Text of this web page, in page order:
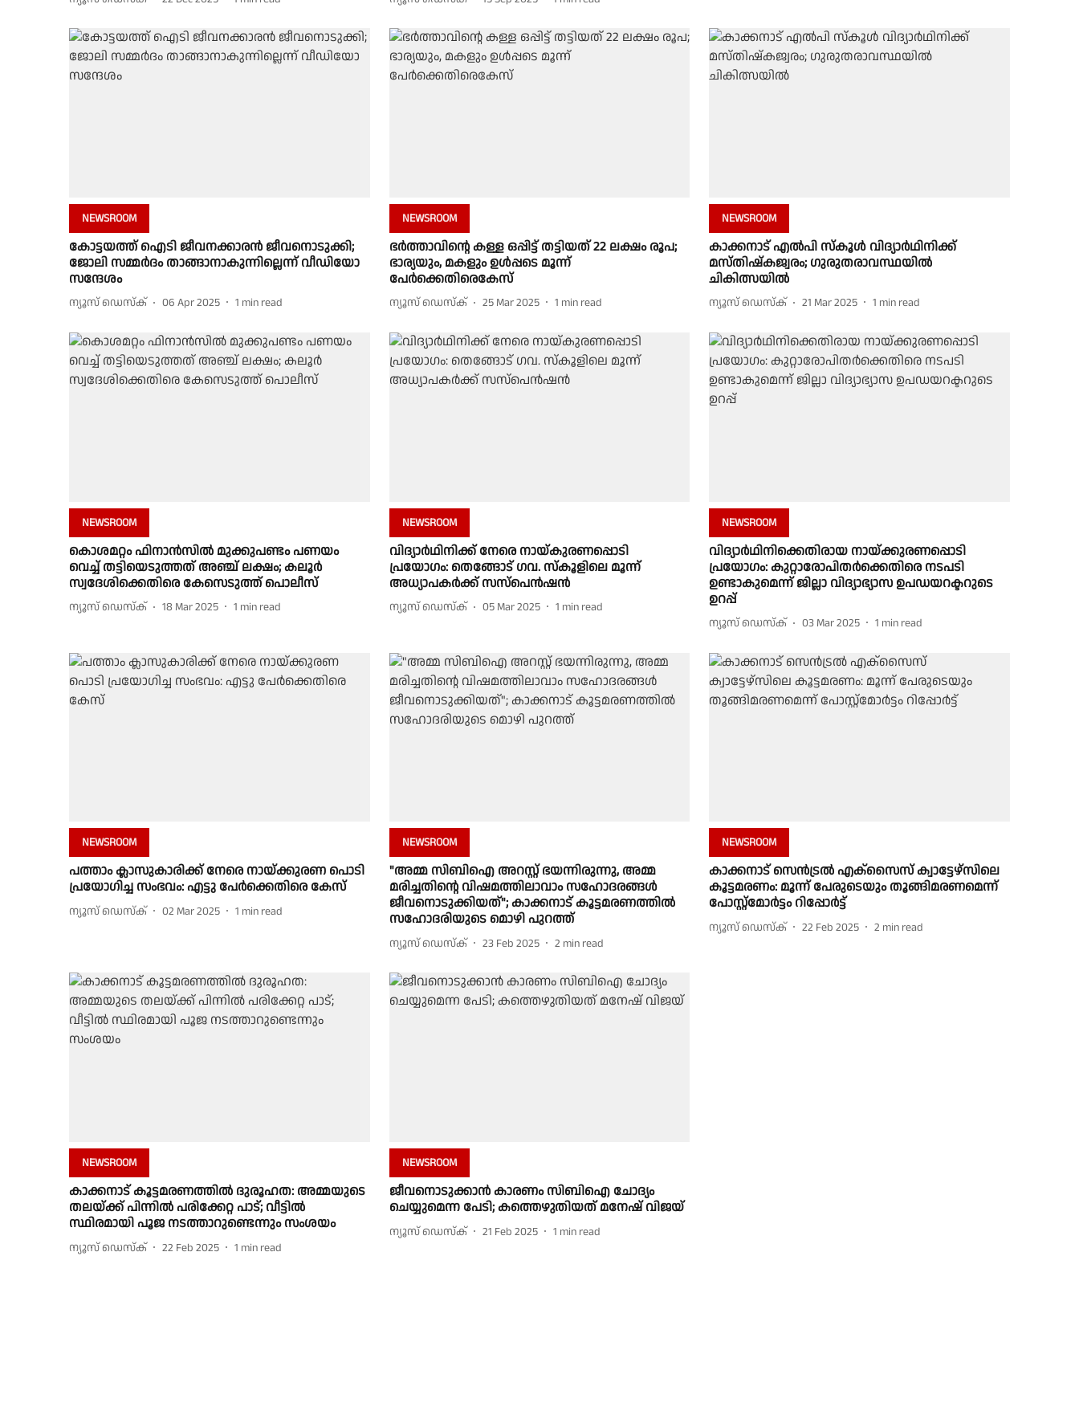
NEWSROOM
കോട്ടയത്ത് ഐടി ജീവനക്കാരൻ ജീവനൊടുക്കി;
ജോലി സമ്മർദം താങ്ങാനാകുന്നില്ലെന്ന് വീഡിയോ
സന്ദേശം
ന്യൂസ് ഡെസ്ക് 06 Apr 2025 1 min read
NEWSROOM
ഭർത്താവിൻ്റെ കള്ള ഒപ്പിട്ട് തട്ടിയത് 22 ലക്ഷം രൂപ;
ഭാര്യയും, മകളും ഉൾപ്പടെ മൂന്ന്
പേർക്കെതിരെകേസ്
ന്യൂസ് ഡെസ്ക് 25 Mar 2025 1 min read
NEWSROOM
കാക്കനാട് എല്‍പി സ്‌കൂള്‍ വിദ്യാര്‍ഥിനിക്ക്
മസ്തിഷ്‌കജ്വരം; ഗുരുതരാവസ്ഥയില്‍
ചികിത്സയില്‍
ന്യൂസ് ഡെസ്ക് 21 Mar 2025 1 min read
NEWSROOM
കൊശമറ്റം ഫിനാൻസിൽ മുക്കുപണ്ടം പണയം
വെച്ച് തട്ടിയെടുത്തത് അഞ്ച് ലക്ഷം; കലൂർ
സ്വദേശിക്കെതിരെ കേസെടുത്ത് പൊലീസ്
ന്യൂസ് ഡെസ്ക് 18 Mar 2025 1 min read
NEWSROOM
വിദ്യാർഥിനിക്ക് നേരെ നായ്കുരണപ്പൊടി
പ്രയോഗം: തെങ്ങോട് ഗവ. സ്കൂളിലെ മൂന്ന്
അധ്യാപകർക്ക് സസ്പെൻഷൻ
ന്യൂസ് ഡെസ്ക് 05 Mar 2025 1 min read
NEWSROOM
വിദ്യാർഥിനിക്കെതിരായ നായ്ക്കുരണപ്പൊടി
പ്രയോഗം: കുറ്റാരോപിതർക്കെതിരെ നടപടി
ഉണ്ടാകുമെന്ന് ജില്ലാ വിദ്യാഭ്യാസ ഉപഡയറക്ടറുടെ
ഉറപ്പ്
ന്യൂസ് ഡെസ്ക് 03 Mar 2025 1 min read
NEWSROOM
പത്താം ക്ലാസുകാരിക്ക് നേരെ നായ്ക്കുരണ പൊടി
പ്രയോഗിച്ച സംഭവം: എട്ടു പേർക്കെതിരെ കേസ്
ന്യൂസ് ഡെസ്ക് 02 Mar 2025 1 min read
NEWSROOM
"അമ്മ സിബിഐ അറസ്റ്റ് ഭയന്നിരുന്നു, അമ്മ
മരിച്ചതിൻ്റെ വിഷമത്തിലാവാം സഹോദരങ്ങൾ
ജീവനൊടുക്കിയത്"; കാക്കനാട് കൂട്ടമരണത്തിൽ
സഹോദരിയുടെ മൊഴി പുറത്ത്
ന്യൂസ് ഡെസ്ക് 23 Feb 2025 2 min read
NEWSROOM
കാക്കനാട് സെൻട്രൽ എക്സൈസ് ക്വാട്ടേഴ്സിലെ
കൂട്ടമരണം: മൂന്ന് പേരുടെയും തൂങ്ങിമരണമെന്ന്
പോസ്റ്റ്‌‌മോർട്ടം റിപ്പോർട്ട്
ന്യൂസ് ഡെസ്ക് 22 Feb 2025 2 min read
NEWSROOM
കാക്കനാട് കൂട്ടമരണത്തിൽ ദുരൂഹത: അമ്മയുടെ
തലയ്ക്ക് പിന്നിൽ പരിക്കേറ്റ പാട്; വീട്ടിൽ
സ്ഥിരമായി പൂജ നടത്താറുണ്ടെന്നും സംശയം
ന്യൂസ് ഡെസ്ക് 22 Feb 2025 1 min read
NEWSROOM
ജീവനൊടുക്കാന്‍ കാരണം സിബിഐ ചോദ്യം
ചെയ്യുമെന്ന പേടി; കത്തെഴുതിയത് മനേഷ് വിജയ്
ന്യൂസ് ഡെസ്ക് 21 Feb 2025 1 min read